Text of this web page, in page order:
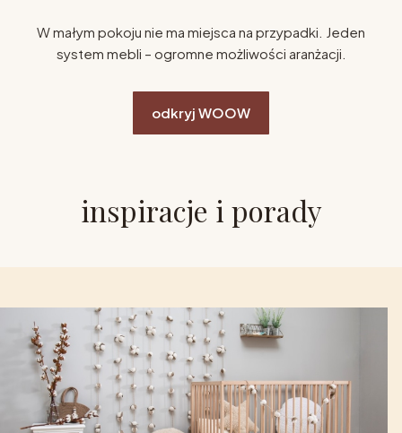
W małym pokoju nie ma miejsca na przypadki. Jeden
system mebli – ogromne możliwości aranżacji.
odkryj WOOW
inspiracje i porady